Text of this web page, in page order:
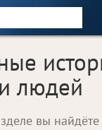
людей
вы